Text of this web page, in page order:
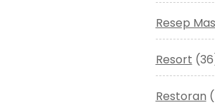
Resep
Resort
Restoran